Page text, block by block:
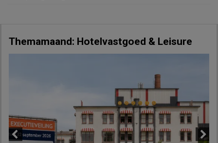
Themamaand: Hotelvastgoed & Leisure